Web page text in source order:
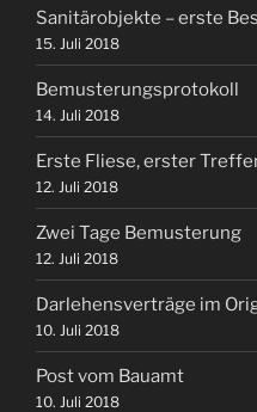
Sanitärobjekte – erste
15. Juli 2018
Bemusterungsprotokoll
14. Juli 2018
Erste Fliese, erster
12. Juli 2018
Zwei Tage Bemusterung
12. Juli 2018
Darlehensverträge im
10. Juli 2018
Post vom Bauamt
10. Juli 2018